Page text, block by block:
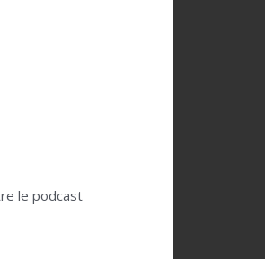
le podcast